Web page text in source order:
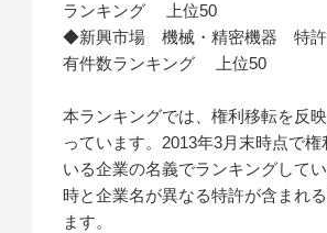
ランキング 上位50
◆新興市場 機械・精密機器 特許
有件数ランキング 上位50
本ランキングでは、権利移転を反
っています。2013年3月末時点で権
いる企業の名義でランキングして
時と企業名が異なる特許が含まれ
ます。